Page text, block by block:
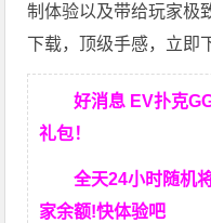
制体验以及带给玩家极
下载，顶级手感，立即
好消息 EV扑克
礼包！
全天24小时随机
家余额!快体验吧